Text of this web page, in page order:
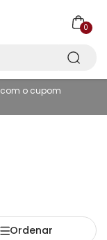
0
com o cupom
Ordenar